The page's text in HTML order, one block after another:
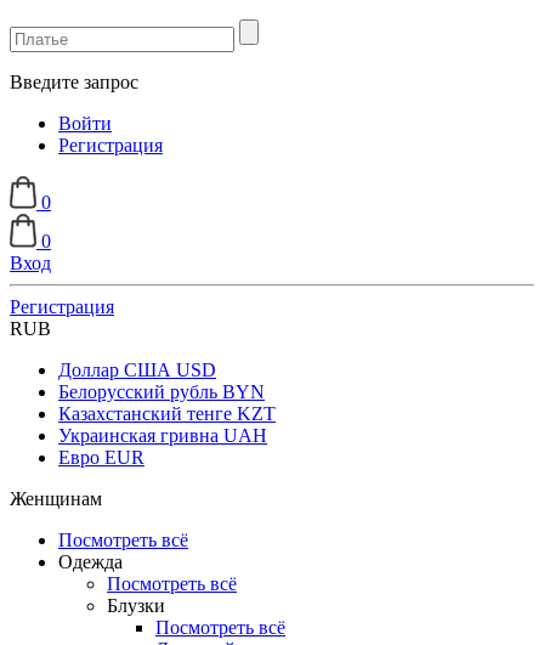
Введите запрос
Войти
Регистрация
0
0
Вход
Регистрация
RUB
Доллар США USD
Белорусский рубль BYN
Казахстанский тенге KZT
Украинская гривна UAH
Евро EUR
Женщинам
Посмотреть всё
Одежда
Посмотреть всё
Блузки
Посмотреть всё